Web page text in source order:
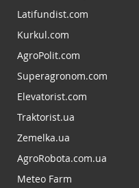
Latifundist.com
Kurkul.com
AgroPolit.com
Superagronom.com
Elevatorist.com
Traktorist.ua
Zemelka.ua
AgroRobota.com.ua
Meteo Farm